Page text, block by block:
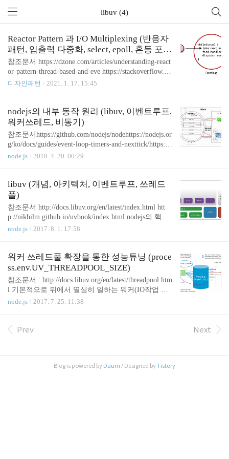
libuv (4)
Reactor Pattern 과 I/O Multiplexing (반응자
패턴, 입출력 다중화, select, epoll, 혼동 포인
트, ProjectReactor)
참조문서 https://dzone.com/articles/understanding-react
or-pattern-thread-based-and-eve https://stackoverflow.co
m/questions/14317992/thread-per-connection-vs-reactor-
는 디자인 패턴 중 하나로, 동시에 들어오는 여러 클
라이언트의 요청들을 처리하는 기법이다. 순차적으
로 처리 멀티프로세스, 멀티스레드 대신 싱글스레드
를 채택함으로써, C10K 문제 해결 이벤트 핸들링 패
턴, event driven architecture ..
디자인패턴 2021. 1. 17. 15:45
nodejs의 내부 동작 원리 (libuv, 이벤트루프,
워커쓰레드, 비동기)
참조문서https://github.com/nodejs/nodehttps://nodejs.or
g/ko/docs/guides/event-loop-timers-and-nexttick/https://
medium.com/the-node-js-collection/what-you-should-kn
념인데, 열심히 파헤쳐보자. 먼저 구글에 널려있는
많은 아키텍처들은 전부 틀렸다고 한다. 이 말은 libu
v의 핵심 개발자 Bert Belder 등이 했다고 참조문서에
서 말한다. 아무튼 그래서 구글링을 열심히해봐도 공
식문서에 부합하는 아키텍쳐 그림이 없었다. ..
node.js 2018. 4. 20. 00:29
libuv (개념, 아키텍처, 이벤트루프, 쓰레드
풀)
참조문서 http://docs.libuv.org/en/latest/index.html htt
p://nikhilm.github.io/uvbook/index.html nodejs의 핵심
이 libuv가 아닐까한다. 여기에 이벤트루프와 쓰레드
다. 전통적으로 IO처리는 요청마다 스레드를 사용하
는 방식이다. 하지만 libuv는 비동기, 논블로킹 스타
일을 사용한다. 이를 이용하기 위해 각 커널의 비동
기IO를 이용한다. 리눅스의 경우에는 커널 2.6부터
적용된 AIO가 있고 윈도우에는 IOCP가 있다. 운영체
제의 비동기 이벤트는 libuv의 이벤트로 취급된다. 예
node.js 2017. 8. 1. 17:58
워커 쓰레드풀 확장을 통한 성능튜닝 (proce
ss.env.UV_THREADPOOL_SIZE)
참조문서 : http://docs.libuv.org/en/latest/threadpool.htm
l 기본적으로 뒤에서 열심히 일하는 워커(IO작업 담
당)들은 멀티쓰레드인데, 기본 크기가 4이다. 이는 최
데, 이를 늘려주면 스레딩의 성능이 향상된다. 대신
제어할 수 있다. 그러나 동적으로 소스.js 레벨에서
node.js 2017. 7. 25. 11:38
Prev Next
Blog is powered by Daum / Designed byTistory